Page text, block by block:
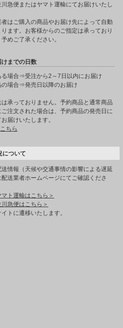
川急便またはヤマト運輸にてお届けいたし
はご購入の商品やお届け先によって自動
ます。お客様からのご指定は承っており
めご了承ください。
けまでの日数
る場合⇒受注から2～7日以内にお届け
の場合⇒発売日以降のお届け
承っておりません。予約商品と通常商品
ご注文された場合は、予約商品の発売日に
届けいたします。
ちら
について
情報（天候や交通事情の影響による遅延
配送業者ホームページにてご確認くださ
マト運輸はこちら＞
川急便はこちら＞
トに遷移いたします。